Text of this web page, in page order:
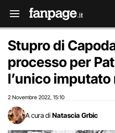
Stupro di
processo per
l’unico
2 Novembre 2022 15:10
A cura di Natascia Grbic